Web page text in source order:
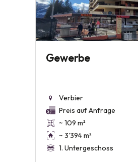
Gewerbe
Verbier
Preis auf Anfrage
~ 109 m²
~ 3'394 m²
1. Untergeschoss